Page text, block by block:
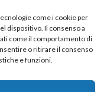
come i cookie per
dispositivo. Il consenso a
come il comportamento di
o ritirare il consenso
e funzioni.